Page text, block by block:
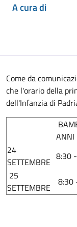
A cura di
Come da
che l'orario della
dell'Infanzia di
ANNI
24
SETTEMBRE 8:30
25
SETTEMBRE
8:30